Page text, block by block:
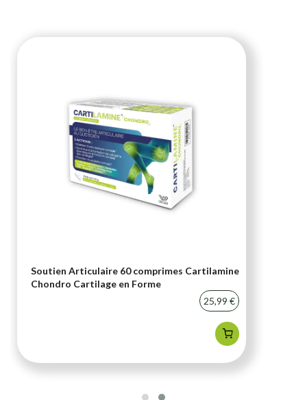
Soutien Articulaire 60 comprimes Cartilamine
Chondro Cartilage en Forme
25,99 €